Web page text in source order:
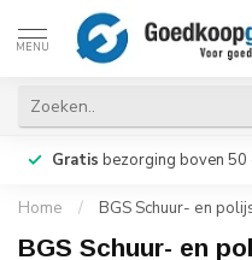
MENU
Gratis bezorging boven 50
Home / BGS Schuur- en
BGS Schuur- en